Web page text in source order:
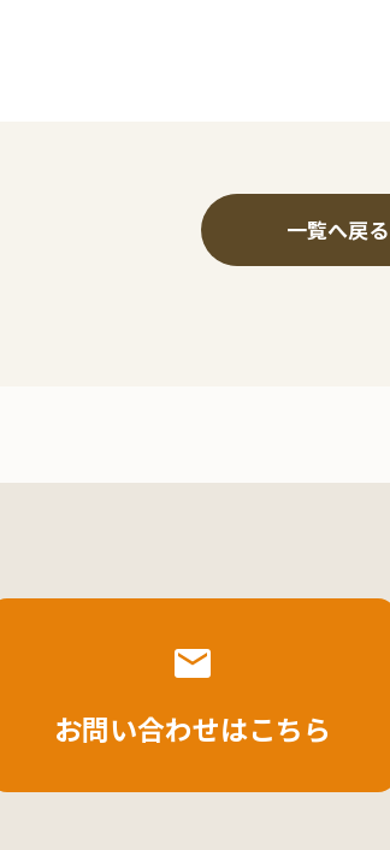
一覧へ戻る
お問い合わせはこちら